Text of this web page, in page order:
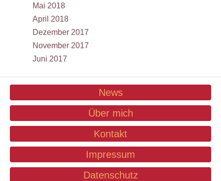
Mai 2018
April 2018
Dezember 2017
November 2017
Juni 2017
News
Über mich
Kontakt
Impressum
Datenschutz